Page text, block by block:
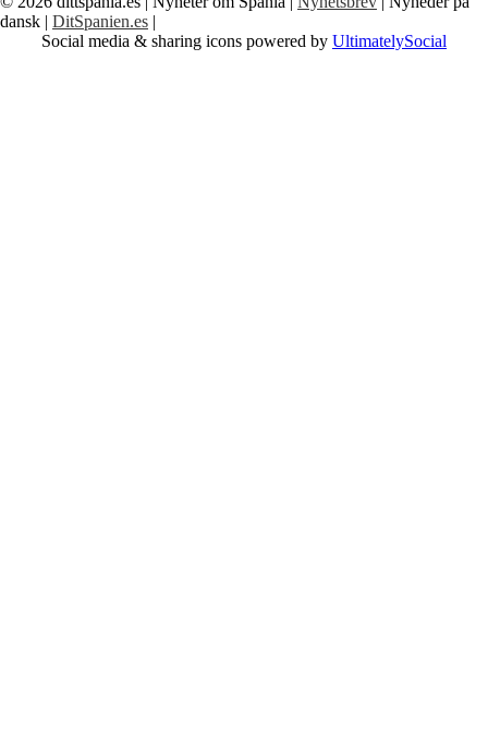
dansk | DitSpanien.es |
Social media & sharing icons powered by UltimatelySocial